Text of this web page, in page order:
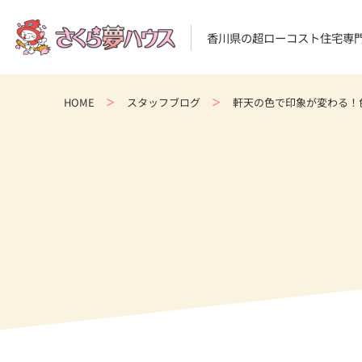
香川県の超ローコスト住宅専
HOME スタッフブログ 軒天の色で印象が変わる